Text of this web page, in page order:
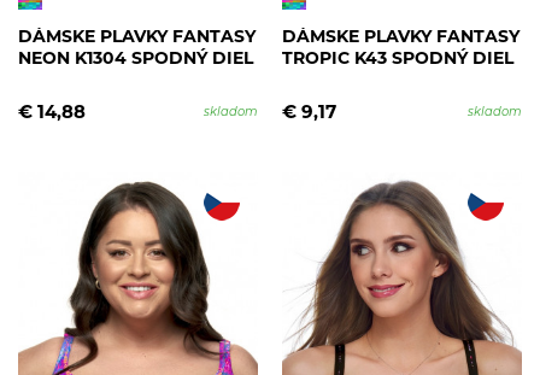
DÁMSKE PLAVKY FANTASY
NEON K1304 SPODNÝ DIEL
€ 14,88 skladom
DÁMSKE PLAVKY FANTASY
TROPIC K43 SPODNÝ DIEL
€ 9,17 skladom